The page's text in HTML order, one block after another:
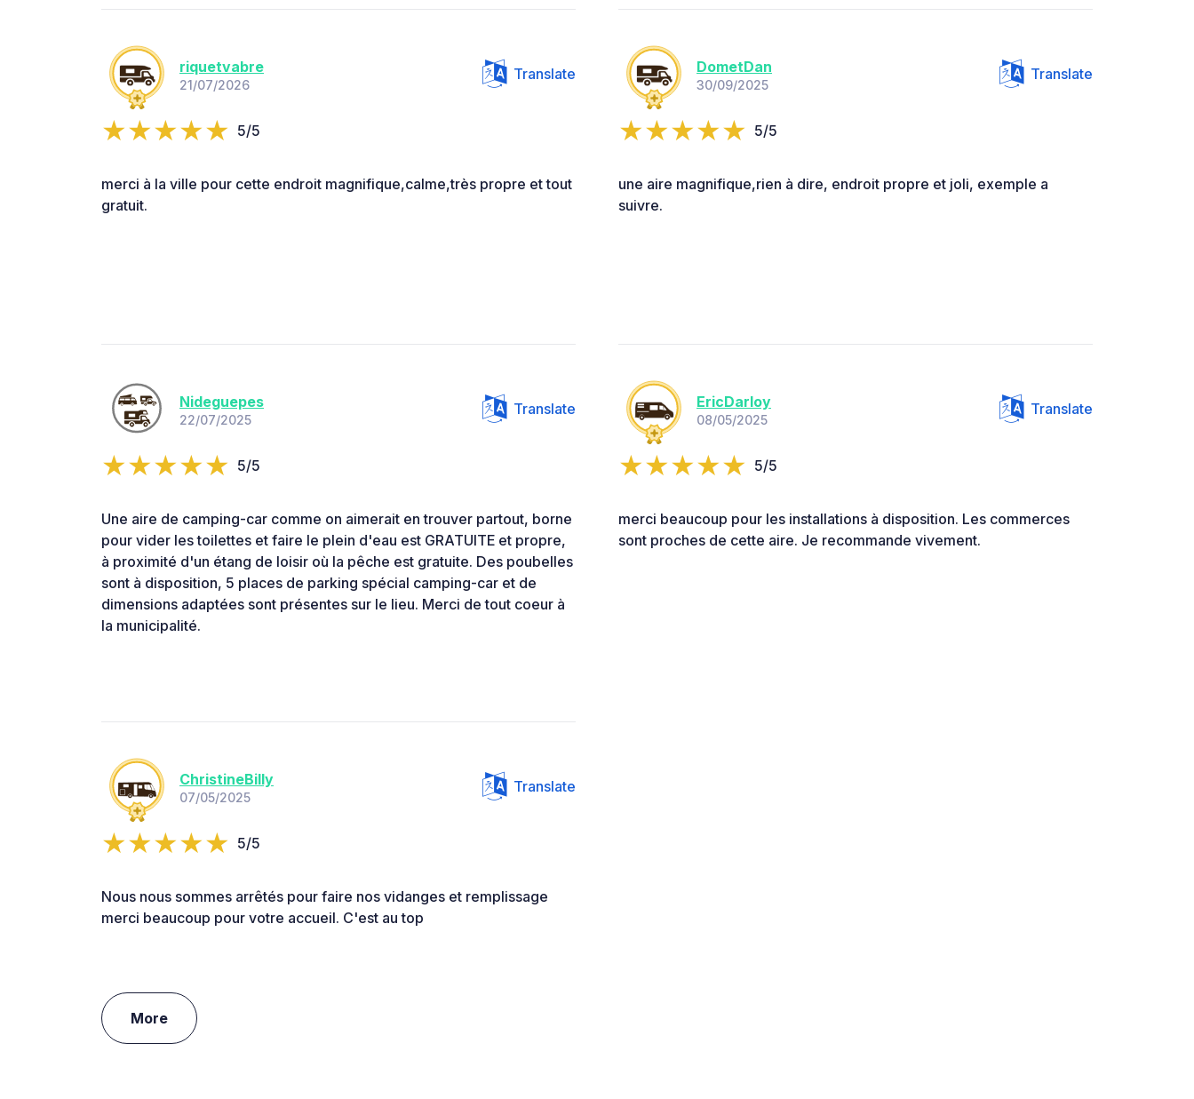
riquetvabre
21/07/2026
Translate
5/5
merci à la ville pour cette endroit magnifique,calme,très propre et tout
gratuit.
DometDan
30/09/2025
Translate
5/5
une aire magnifique,rien à dire, endroit propre et joli, exemple a
suivre.
Nideguepes
22/07/2025
Translate
5/5
Une aire de camping-car comme on aimerait en trouver partout, borne
pour vider les toilettes et faire le plein d'eau est GRATUITE et propre,
à proximité d'un étang de loisir où la pêche est gratuite. Des poubelles
sont à disposition, 5 places de parking spécial camping-car et de
dimensions adaptées sont présentes sur le lieu. Merci de tout coeur à
la municipalité.
EricDarloy
08/05/2025
Translate
5/5
merci beaucoup pour les installations à disposition. Les commerces
sont proches de cette aire. Je recommande vivement.
ChristineBilly
07/05/2025
Translate
5/5
Nous nous sommes arrêtés pour faire nos vidanges et remplissage
merci beaucoup pour votre accueil. C'est au top
More